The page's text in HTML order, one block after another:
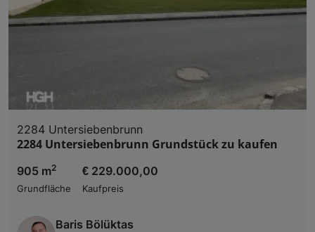
2284 Untersiebenbrunn
2284 Untersiebenbrunn Grundstück zu kaufen
905 m2
Grundfläche
€ 229.000,00
Kaufpreis
Baris Bölüktas